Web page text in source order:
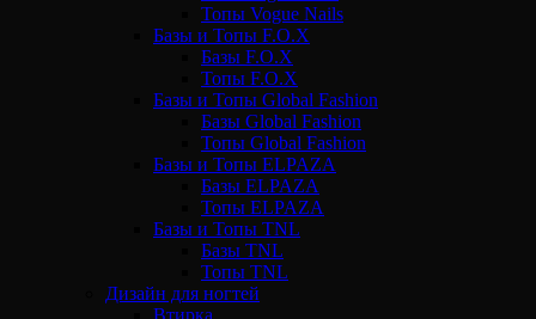
Топы Vogue Nails
Базы и Топы F.O.X
Базы F.O.X
Топы F.O.X
Базы и Топы Global Fashion
Базы Global Fashion
Топы Global Fashion
Базы и Топы ELPAZA
Базы ELPAZA
Топы ELPAZA
Базы и Топы TNL
Базы TNL
Топы TNL
Дизайн для ногтей
Втирка